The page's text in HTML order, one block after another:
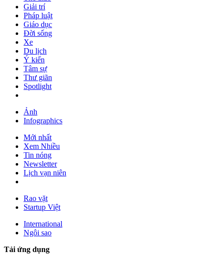
Giải trí
Pháp luật
Giáo dục
Đời sống
Xe
Du lịch
Ý kiến
Tâm sự
Thư giãn
Spotlight
Ảnh
Infographics
Mới nhất
Xem Nhiều
Tin nóng
Newsletter
Lịch vạn niên
Rao vặt
Startup Việt
International
Ngôi sao
Tải ứng dụng